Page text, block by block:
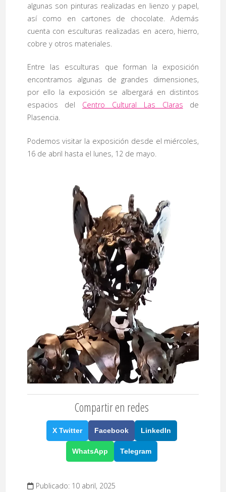
algunas son pinturas realizadas en lienzo y papel,
así como en cartones de chocolate. Además
cuenta con esculturas realizadas en acero, hierro,
cobre y otros materiales.
Entre las esculturas que forman la exposición
encontramos algunas de grandes dimensiones,
por ello la exposición se albergará en distintos
espacios del Centro Cultural Las Claras de
Plasencia.
Podemos visitar la exposición desde el miércoles,
16 de abril hasta el lunes, 12 de mayo.
Compartir en redes
X Twitter Facebook LinkedIn
WhatsApp Telegram
Publicado: 10 abril, 2025